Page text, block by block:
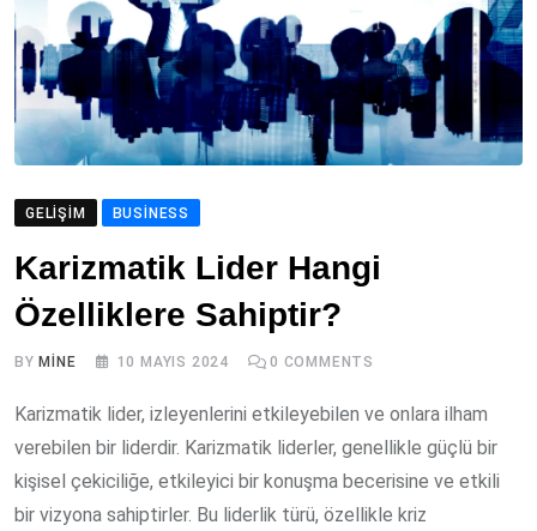
GELIŞIM BUSINESS
Karizmatik Lider Hangi
Özelliklere Sahiptir?
BYMINE 10 MAYIS 2024 0 COMMENTS
Karizmatik lider, izleyenlerini etkileyebilen ve onlara ilham
verebilen bir liderdir. Karizmatik liderler, genellikle güçlü bir
kişisel çekiciliğe, etkileyici bir konuşma becerisine ve etkili
bir vizyona sahiptirler. Bu liderlik türü, özellikle kriz